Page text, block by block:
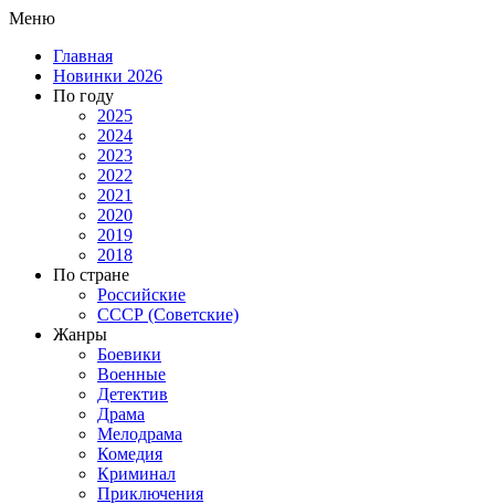
Меню
Главная
Новинки 2026
По году
2025
2024
2023
2022
2021
2020
2019
2018
По стране
Российские
СССР (Советские)
Жанры
Боевики
Военные
Детектив
Драма
Мелодрама
Комедия
Криминал
Приключения